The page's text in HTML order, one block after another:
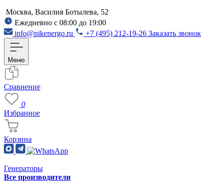
Москва, Василия Ботылева, 52
Ежедневно с 08:00 до 19:00
info@pikenergo.ru
+7 (495) 212-19-26 Заказать звонок
Меню
Сравнение
0
Избранное
Корзина
Генераторы
Все производители